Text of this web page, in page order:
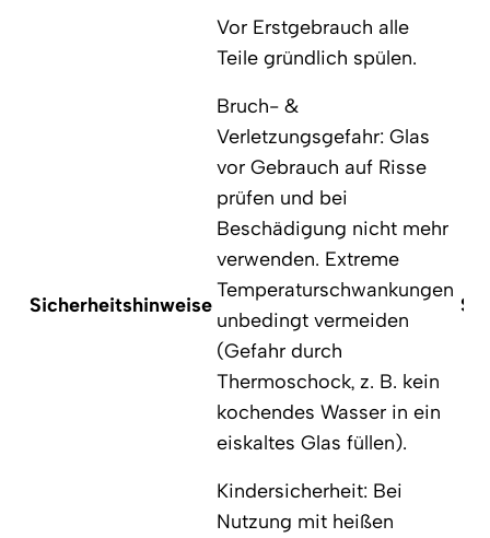
Sicherheitshinweise
Vor Erstgebrauch alle
Teile gründlich spülen.
Bruch- &
Verletzungsgefahr: Glas
vor Gebrauch auf Risse
prüfen und bei
Beschädigung nicht mehr
verwenden. Extreme
Temperaturschwankungen
unbedingt vermeiden
(Gefahr durch
Thermoschock, z. B. kein
kochendes Wasser in ein
eiskaltes Glas füllen).
Kindersicherheit: Bei
Nutzung mit heißen